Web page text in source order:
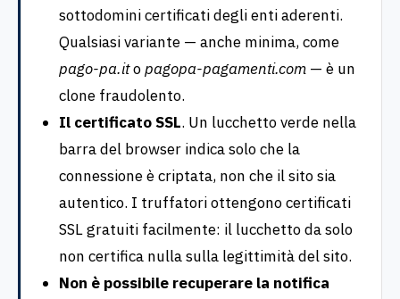
sottodomini certificati degli enti aderenti.
Qualsiasi variante — anche minima, come
pago-pa.itopagopa-pagamenti.com — è un
clone fraudolento.
Il certificato SSL. Un lucchetto verde nella
barra del browser indica solo che la
connessione è criptata, non che il sito sia
autentico. I truffatori ottengono certificati
SSL gratuiti facilmente: il lucchetto da solo
non certifica nulla sulla legittimità del sito.
Non è possibile recuperare la notifica